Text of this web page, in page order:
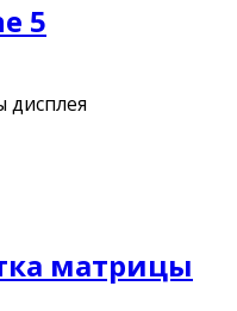
5
дисплея
матрицы